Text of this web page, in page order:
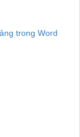
trong Word